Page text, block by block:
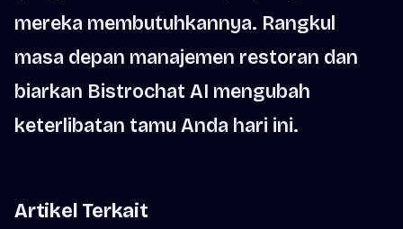
mereka membutuhkannya. Rangkul
masa depan manajemen restoran dan
biarkan Bistrochat AI mengubah
keterlibatan tamu Anda hari ini.
Artikel Terkait